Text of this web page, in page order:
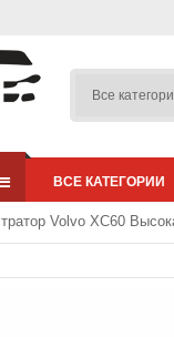
ВСЕ КАТЕГОРИИ
Volvo XC60